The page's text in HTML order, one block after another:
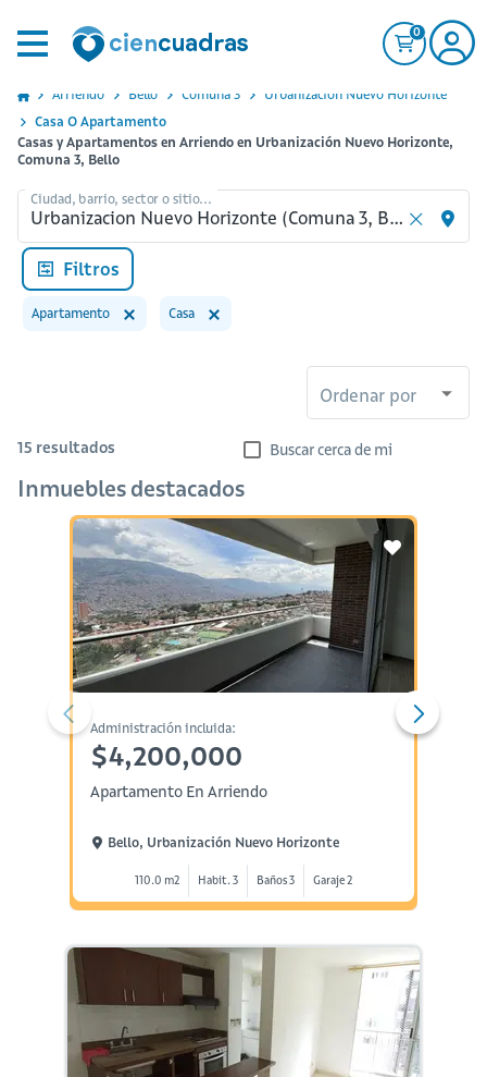
0
Arriendo Bello Comuna 3
Urbanizacion Nuevo Horizonte
Casa O Apartamento
Casas y Apartamentos en Arriendo en Urbanización Nuevo Horizonte,
Comuna 3, Bello
Ciudad, barrio, sector o sitio...
Filtros
Apartamento Casa
Ordenar por
15 resultados Buscar cerca de mi
Inmuebles destacados
Administración incluida:
$4,200,000
Apartamento En Arriendo
Bello, Urbanización Nuevo Horizonte
110.0 m2 Habit. 3 Baños 3 Garaje 2